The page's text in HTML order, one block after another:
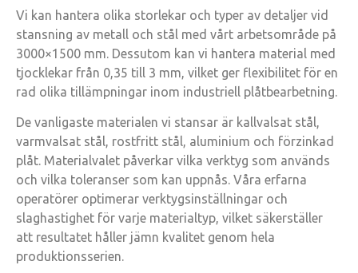
Vi kan hantera olika storlekar och typer av detaljer vid
stansning av metall och stål med vårt arbetsområde på
3000×1500 mm. Dessutom kan vi hantera material med
tjocklekar från 0,35 till 3 mm, vilket ger flexibilitet för en
rad olika tillämpningar inom industriell plåtbearbetning.
De vanligaste materialen vi stansar är kallvalsat stål,
varmvalsat stål, rostfritt stål, aluminium och förzinkad
plåt. Materialvalet påverkar vilka verktyg som används
och vilka toleranser som kan uppnås. Våra erfarna
operatörer optimerar verktygsinställningar och
slaghastighet för varje materialtyp, vilket säkerställer
att resultatet håller jämn kvalitet genom hela
produktionsserien.